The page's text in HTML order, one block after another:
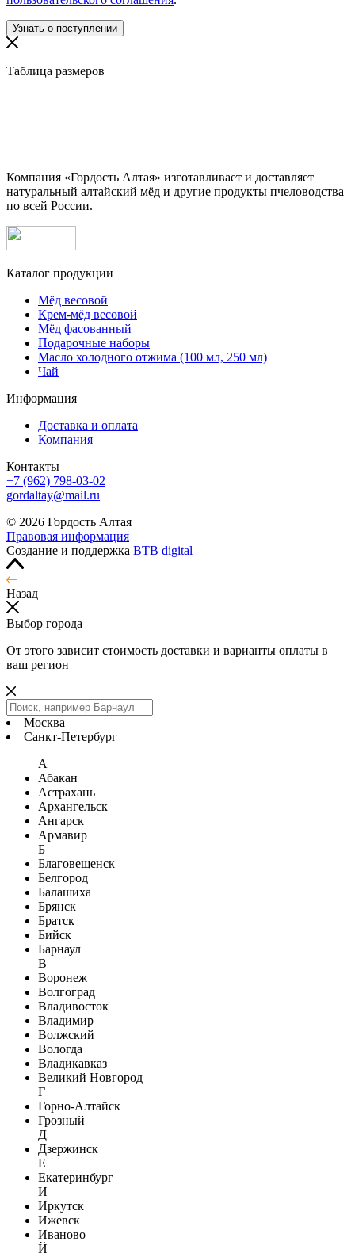
Таблица размеров
Компания «Гордость Алтая» изготавливает и доставляет
натуральный алтайский мёд и другие продукты пчеловодства
по всей России.
Каталог продукции
Мёд весовой
Крем-мёд весовой
Мёд фасованный
Подарочные наборы
Масло холодного отжима (100 мл, 250 мл)
Чай
Информация
Доставка и оплата
Компания
Контакты
+7 (962) 798-03-02
gordaltay@mail.ru
© 2026 Гордость Алтая
Правовая информация
Создание и поддержка BTB digital
Назад
Выбор города
От этого зависит стоимость доставки и варианты оплаты в
ваш регион
Москва
Санкт-Петербург
А
Абакан
Астрахань
Архангельск
Ангарск
Армавир
Б
Благовещенск
Белгород
Балашиха
Брянск
Братск
Бийск
Барнаул
В
Воронеж
Волгоград
Владивосток
Владимир
Волжский
Вологда
Владикавказ
Великий Новгород
Г
Горно-Алтайск
Грозный
Д
Дзержинск
Е
Екатеринбург
И
Иркутск
Ижевск
Иваново
Й